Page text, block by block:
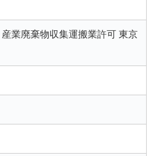
業廃棄物収集運搬業許可 東京